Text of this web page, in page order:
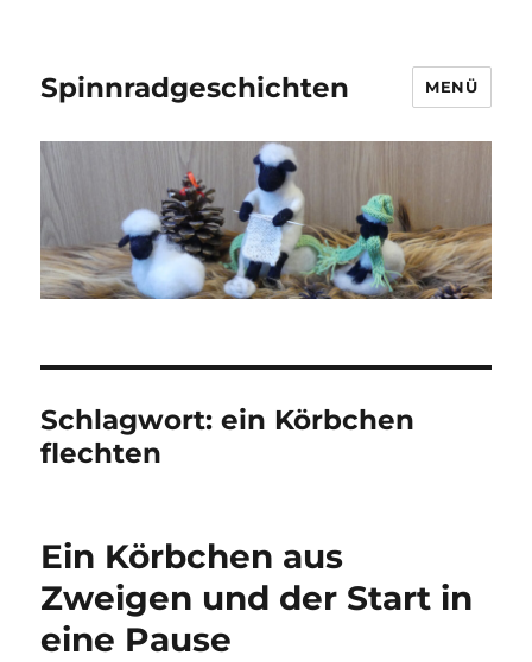
Spinnradgeschichten MENÜ
Schlagwort:ein Körbchen
flechten
Ein Körbchen aus
Zweigen und der Start in
eine Pause